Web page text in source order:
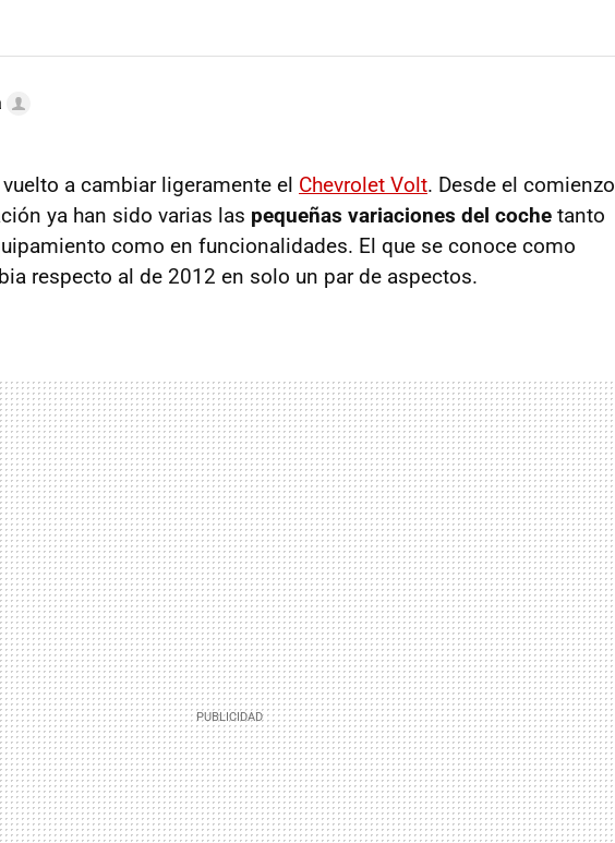
a cambiar ligeramente el Chevrolet Volt. Desde el comienzo
ya han sido varias las pequeñas variaciones del coche tanto
como en funcionalidades. El que se conoce como
respecto al de 2012 en solo un par de aspectos.